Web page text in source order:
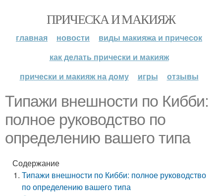
ПРИЧЕСКА И МАКИЯЖ
главная новости
виды макияжа и причесок
как делать прически и макияж
прически и макияж на дому
игры отзывы
Типажи внешности по Кибби:
полное руководство по
определению вашего типа
Содержание
Типажи внешности по Кибби: полное руководство
по определению вашего типа